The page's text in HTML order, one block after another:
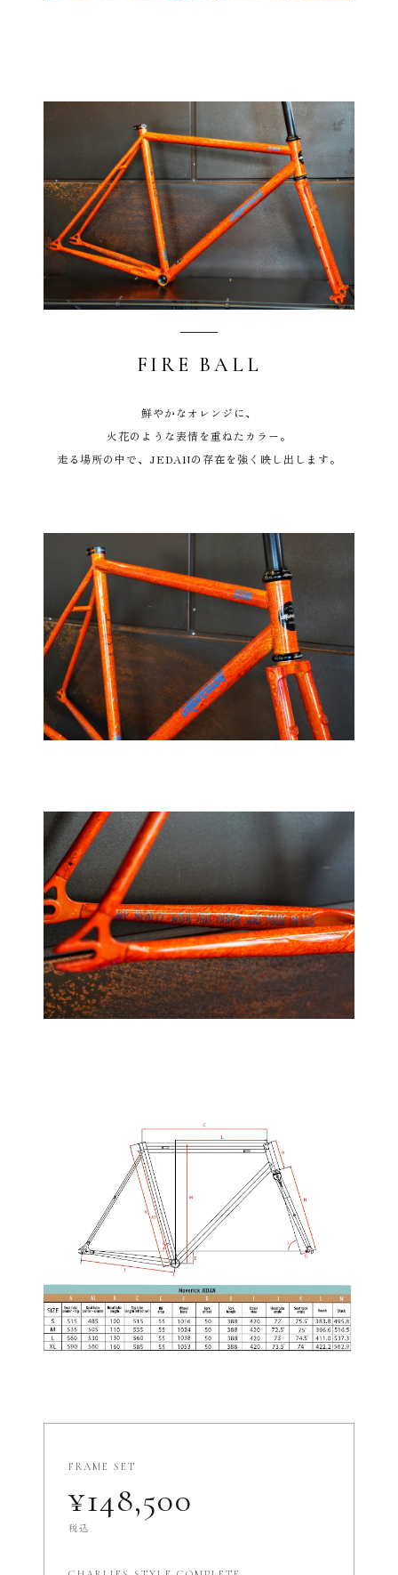
FIRE BALL
鮮やかなオレンジに、
火花のような表情を重ねたカラー。
走る場所の中で、JEDANの存在を強く映し出します。
FRAME SET
¥148,500
税込